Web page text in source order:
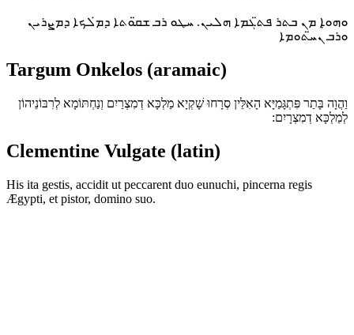
ܘܗܘ̣ܐ ܡܢ ܒܬܪ ܦܬ̈ܓܡܐ ܗܠܝܢ. ܚܛܘ ܪܒ ܫܩ̈ܘܬܐ ܕܡ̇ܠܟܐ ܕܡܨܪܝܢ
ܘܪܒ ܢܚ̈ܬܘܡܐ
Targum Onkelos (aramaic)
וַהֲוָה בָּתַר פִּתְגָּמַיָּא הָאִלֵּין סְרָחוּ שָׁקְיָא מַלְכָּא דְמִצְרַיִם וְנַחְתּוֹמָא לְרִבּוֹנֵיהוֹן
לְמַלְכָּא דְמִצְרָיִם:
Clementine Vulgate (latin)
His ita gestis, accidit ut peccarent duo eunuchi, pincerna regis
Ægypti, et pistor, domino suo.